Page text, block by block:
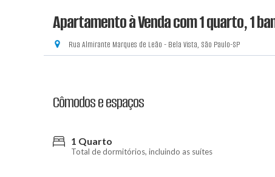
Apartamento à Venda com 1 quarto, 1
Rua Almirante Marques de Leão - Bela Vista, São Paulo-SP
Cômodos e espaços
1 Quarto
Total de dormitórios, incluindo as suítes